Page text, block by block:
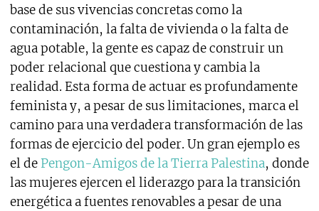
base de sus vivencias concretas como la
contaminación, la falta de vivienda o la falta de
agua potable, la gente es capaz de construir un
poder relacional que cuestiona y cambia la
realidad. Esta forma de actuar es profundamente
feminista y, a pesar de sus limitaciones, marca el
camino para una verdadera transformación de las
formas de ejercicio del poder. Un gran ejemplo es
el de Pengon-Amigos de la Tierra Palestina, donde
las mujeres ejercen el liderazgo para la transición
energética a fuentes renovables a pesar de una